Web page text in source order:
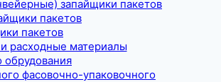
запайщики пакетов
пакетов
пакетов
расходные материалы
обрудования
фасовочно-упаковочного